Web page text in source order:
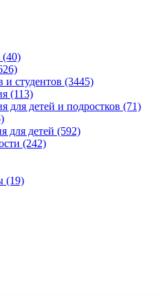
(40)
и студентов (3445)
(113)
для детей и подростков (71)
для детей (592)
(242)
(19)